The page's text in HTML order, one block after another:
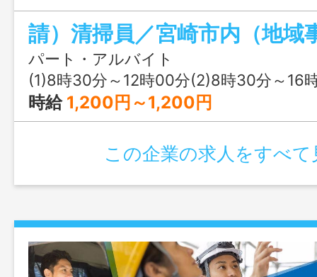
宅からの直行・直帰です。 ＊変更範囲
請）清掃員／宮崎市内（地域
パート・アルバイト
(1)8時30分～12時00分(2)8時30分～16
時給 1,200円～1,200円
この企業の求人をすべて